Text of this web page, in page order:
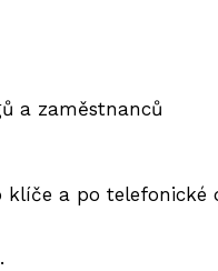
a zaměstnanců
a po telefonické